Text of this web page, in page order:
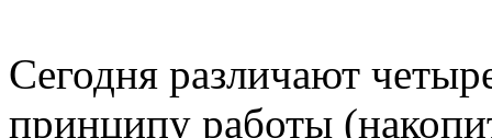
Сегодня различают
принципу работы